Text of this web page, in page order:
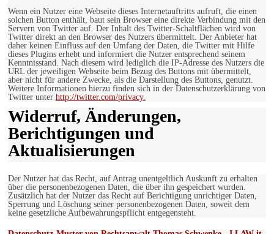
Wenn ein Nutzer eine Webseite dieses Internetauftritts aufruft, die einen
solchen Button enthält, baut sein Browser eine direkte Verbindung mit den
Servern von Twitter auf. Der Inhalt des Twitter-Schaltflächen wird von
Twitter direkt an den Browser des Nutzers übermittelt. Der Anbieter hat
daher keinen Einfluss auf den Umfang der Daten, die Twitter mit Hilfe
dieses Plugins erhebt und informiert die Nutzer entsprechend seinem
Kenntnisstand. Nach diesem wird lediglich die IP-Adresse des Nutzers die
URL der jeweiligen Webseite beim Bezug des Buttons mit übermittelt,
aber nicht für andere Zwecke, als die Darstellung des Buttons, genutzt.
Weitere Informationen hierzu finden sich in der Datenschutzerklärung von
Twitter unter http://twitter.com/privacy.
Widerruf, Änderungen,
Berichtigungen und
Aktualisierungen
Der Nutzer hat das Recht, auf Antrag unentgeltlich Auskunft zu erhalten
über die personenbezogenen Daten, die über ihn gespeichert wurden.
Zusätzlich hat der Nutzer das Recht auf Berichtigung unrichtiger Daten,
Sperrung und Löschung seiner personenbezogenen Daten, soweit dem
keine gesetzliche Aufbewahrungspflicht entgegensteht.